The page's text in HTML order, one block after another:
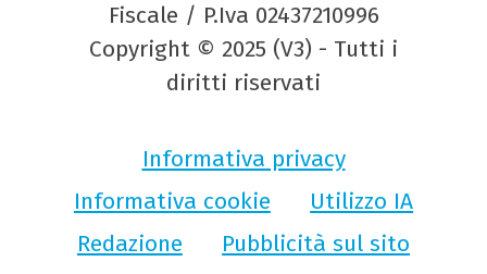
Fiscale / P.Iva 02437210996
Copyright © 2025 (V3) - Tutti i
diritti riservati
Informativa privacy
Informativa cookie
Utilizzo IA
Redazione
Pubblicità sul sito